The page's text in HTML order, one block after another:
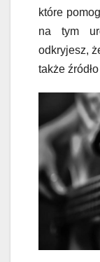
które
na tym
odkryjesz,
także